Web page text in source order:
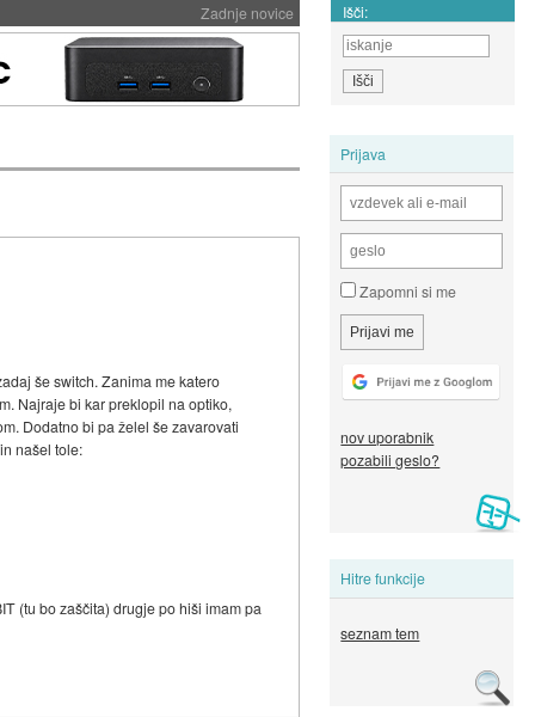
Zadnje novice Išči:
Prijava
Zapomni si me
nov uporabnik
pozabili geslo?
Hitre funkcije
seznam tem
še switch. Zanima me katero
Najraje bi kar preklopil na optiko,
Dodatno bi pa želel še zavarovati
našel tole:
(tu bo zaščita) drugje po hiši imam pa